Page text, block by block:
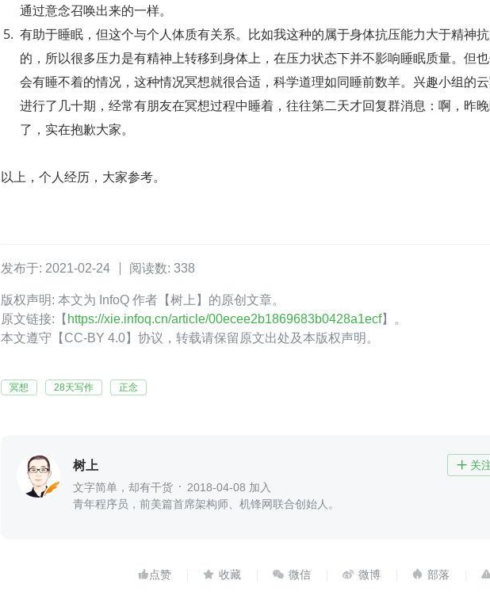
通过意念召唤出来的一样。
有助于睡眠，但这个与个人体质有关系。比如我这种的属于身体抗压能力大于精神
的，所以很多压力是有精神上转移到身体上，在压力状态下并不影响睡眠质量。但
会有睡不着的情况，这种情况冥想就很合适，科学道理如同睡前数羊。兴趣小组的
进行了几十期，经常有朋友在冥想过程中睡着，往往第二天才回复群消息：啊，昨
了，实在抱歉大家。
以上，个人经历，大家参考。
发布于: 2021-02-24 阅读数: 338
版权声明: 本文为 InfoQ 作者【树上】的原创文章。
原文链接:【 https://xie.infoq.cn/article/00ecee2b1869683b0428a1ecf】。
本文遵守【CC-BY 4.0】协议，转载请保留原文出处及本版权声明。
冥想 28天写作 正念
树上  关
文字简单，却有干货
2018-04-08 加入
青年程序员，前美篇首席架构师、机锋网联合创始人。
    